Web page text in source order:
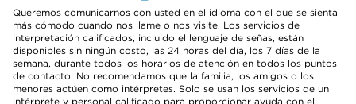
Queremos comunicarnos con usted en el idioma con el que se sienta
más cómodo cuando nos llame o nos visite. Los servicios de
interpretación calificados, incluido el lenguaje de señas, están
disponibles sin ningún costo, las 24 horas del día, los 7 días de la
semana, durante todos los horarios de atención en todos los puntos
de contacto. No recomendamos que la familia, los amigos o los
menores actúen como intérpretes. Solo se usan los servicios de un
intérprete y personal calificado para proporcionar ayuda con el